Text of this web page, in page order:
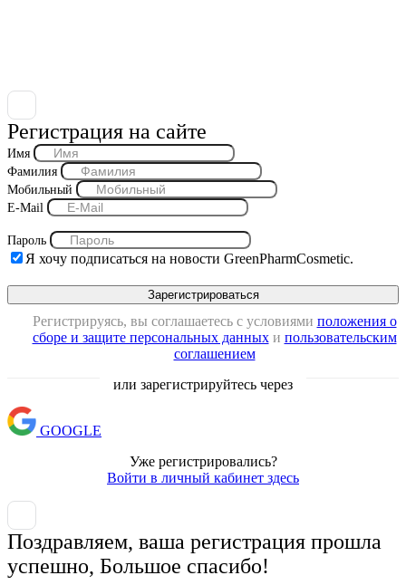
Регистрация на сайте
Имя
Фамилия
Мобильный
E-Mail
Пароль
Я хочу подписаться на новости GreenPharmCosmetic.
Регистрируясь, вы соглашаетесь с условиями положения о
сборе и защите персональных данныхи пользовательским
соглашением
или зарегистрируйтесь через
GOOGLE
Уже регистрировались?
Войти в личный кабинет здесь
Поздравляем, ваша регистрация прошла
успешно, Большое спасибо!